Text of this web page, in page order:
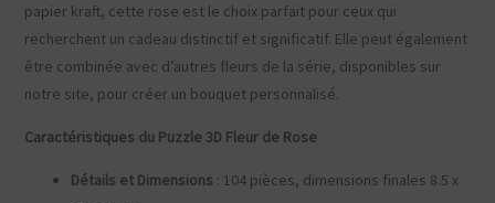
papier kraft, cette rose est le choix parfait pour ceux qui
recherchent un cadeau distinctif et significatif. Elle peut également
être combinée avec d’autres fleurs de la série, disponibles sur
notre site, pour créer un bouquet personnalisé.
Caractéristiques du Puzzle 3D Fleur de Rose
Détails et Dimensions : 104 pièces, dimensions finales 8.5 x